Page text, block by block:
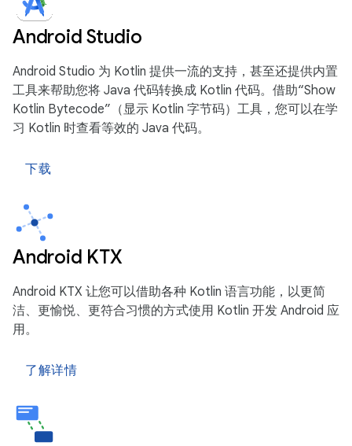
Android Studio
Android Studio 为 Kotlin 提供一流的支持，甚至还提供内置
工具来帮助您将 Java 代码转换成 Kotlin 代码。借助“Show
Kotlin Bytecode”（显示 Kotlin 字节码）工具，您可以在学
习 Kotlin 时查看等效的 Java 代码。
下载
Android KTX
Android KTX 让您可以借助各种 Kotlin 语言功能，以更简
洁、更愉悦、更符合习惯的方式使用 Kotlin 开发 Android 应
用。
了解详情